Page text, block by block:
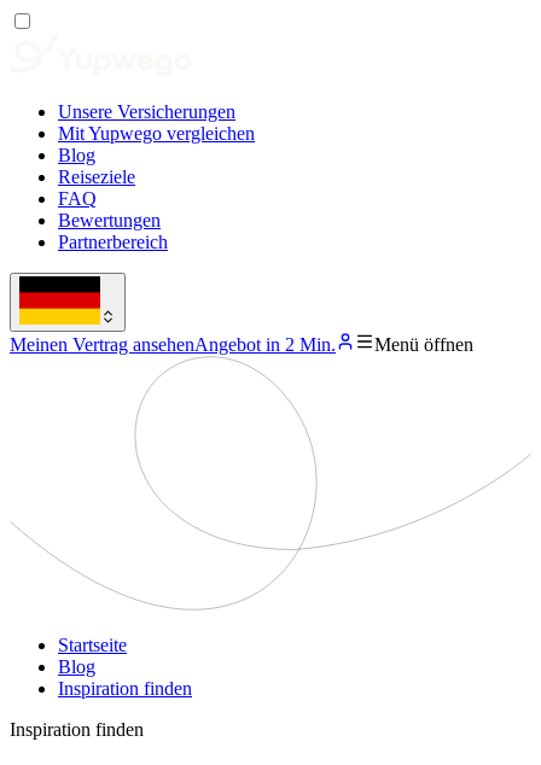
Unsere Versicherungen
Mit Yupwego vergleichen
Blog
Reiseziele
FAQ
Bewertungen
Partnerbereich
Meinen Vertrag ansehenAngebot in 2 Min. Menü öffnen
Startseite
Blog
Inspiration finden
Inspiration finden